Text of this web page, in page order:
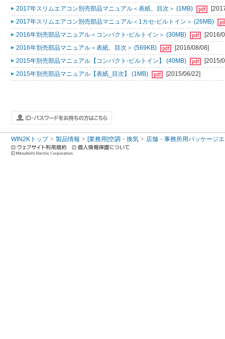
2017年スリムエアコン別売部品マニュアル＜表紙、目次＞ (1MB)
2017年スリムエアコン別売部品マニュアル＜1カセ-ビルトイン＞ (26MB)
2016年別売部品マニュアル＜コンパクト-ビルトイン＞ (30MB)
[2016/
2016年別売部品マニュアル＜表紙、目次＞ (569KB)
[2016/08/08]
2015年別売部品マニュアル【コンパクト-ビルトイン】 (40MB)
[2015/
2015年別売部品マニュアル【表紙_目次】 (1MB)
[2015/06/22]
WIN2Kトップ 製品情報 [業務用]空調・換気 店舗・事務所用パッケージ